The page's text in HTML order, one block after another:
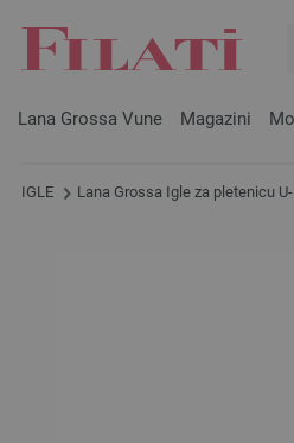
Lana Grossa Vune Magazini
IGLE Lana Grossa Igle za pletenicu